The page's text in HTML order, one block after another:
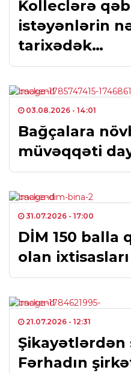
Kolleclərə
istəyənlərin
tarixədək…
03.08.2026 - 14:01
Bağçalara
müvəqqəti
31.07.2026 - 17:00
DİM 150 balla
olan ixtisasları
21.07.2026 - 12:31
Şikayətlərdən
Fərhadın